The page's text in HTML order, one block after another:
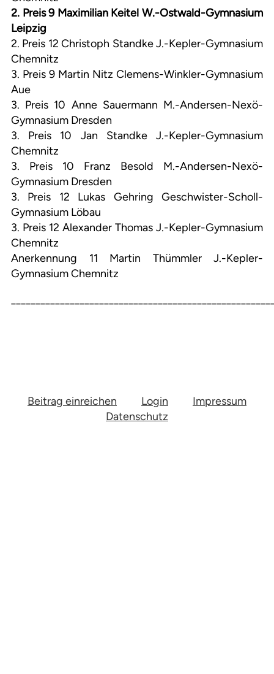
2. Preis 9 Maximilian Keitel W.-Ostwald-Gymnasium
Leipzig
2. Preis 12 Christoph Standke J.-Kepler-Gymnasium
Chemnitz
3. Preis 9 Martin Nitz Clemens-Winkler-Gymnasium
Aue
3. Preis 10 Anne Sauermann M.-Andersen-Nexö-
Gymnasium Dresden
3. Preis 10 Jan Standke J.-Kepler-Gymnasium
Chemnitz
3. Preis 10 Franz Besold M.-Andersen-Nexö-
Gymnasium Dresden
3. Preis 12 Lukas Gehring Geschwister-Scholl-
Gymnasium Löbau
3. Preis 12 Alexander Thomas J.-Kepler-Gymnasium
Chemnitz
Anerkennung 11 Martin Thümmler J.-Kepler-
Gymnasium Chemnitz
Beitrag einreichen Login
Impressum
Datenschutz